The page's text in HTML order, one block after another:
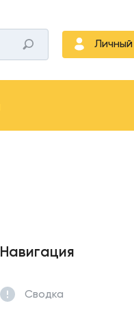
Навигация
Сводка